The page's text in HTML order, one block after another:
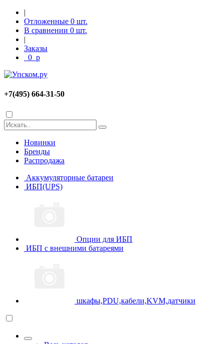
|
Отложенные 0 шт.
В сравнении 0 шт.
|
Заказы
0 p
+7(495) 664-31-50
Новинки
Бренды
Распродажа
Аккумуляторные батареи
ИБП(UPS)
Опции для ИБП
ИБП с внешними батареями
шкафы,PDU,кабели,KVM,датчики